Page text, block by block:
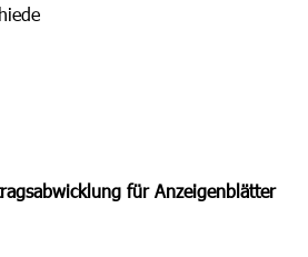
für Anzeigenblätter